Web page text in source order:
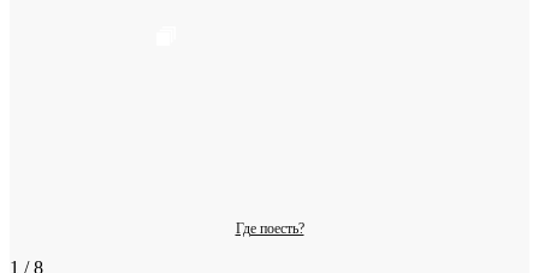
Где поесть?
1 / 8